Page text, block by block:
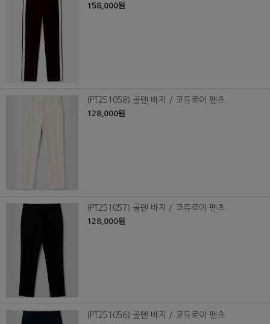
158,000원
(PT251058) 골덴 바지 / 코듀로이 팬츠
128,000원
(PT251057) 골덴 바지 / 코듀로이 팬츠
128,000원
(PT251056) 골덴 바지 / 코듀로이 팬츠